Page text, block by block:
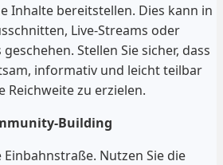
Inhalte bereitstellen. Dies kann in
Live-Streams oder
Stellen Sie sicher, dass
informativ und leicht teilbar
Reichweite zu erzielen.
Building
Nutzen Sie die